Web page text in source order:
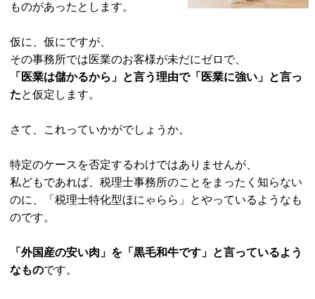
ものがあったとします。
仮に、仮にですが、
その事務所では医業のお客様が未だにゼロで、
「医業は儲かるから」と言う理由で「医業に強い」と言っ
たと仮定します。
さて、これっていかがでしょうか。
特定のケースを否定するわけではありませんが、
私どもであれば、税理士事務所のことをまったく知らない
のに、「税理士特化型ほにゃらら」とやっているようなも
のです。
「外国産の安い肉」を「黒毛和牛です」と言っているよう
なものです。